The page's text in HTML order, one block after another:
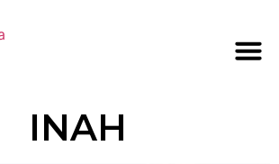
INAH